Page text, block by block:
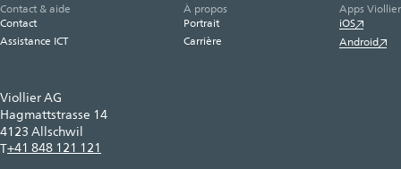
Viollier AG
Hagmattstrasse 14
4123 Allschwil
T+41 848 121 121
Contact & aide
Contact
Assistance ICT
À propos
Portrait
Carrière
Apps Viollier
iOS
Android